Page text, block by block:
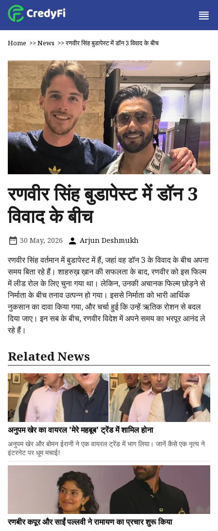
Home >>News >>रणवीर सिंह बुडापेस्ट में डॉन 3 विवाद के बीच
रणवीर सिंह बुडापेस्ट में डॉन 3
विवाद के बीच
30 May, 2026 Arjun Deshmukh
रणवीर सिंह वर्तमान में बुडापेस्ट में हैं, जहां वह डॉन 3 के विवाद के बीच अपना
समय बिता रहे हैं। शाहरुख़ ख़ान की सफलता के बाद, रणवीर को इस फिल्म
में लीड रोल के लिए चुना गया था। लेकिन, उनकी अचानक फिल्म छोड़ने से
निर्माता के बीच तनाव उत्पन्न हो गया। इससे निर्माता को भारी आर्थिक
नुकसान का दावा किया गया, और चर्चा हुई कि उन्हें ऋतिक रोशन से बदल
दिया जाए। इन सब के बीच, रणवीर विदेश में अपने समय का भरपूर आनंद ले
रहे हैं।
Related News
अनुपम खेर का वायरल 'मेरे महबूब' ट्रेंड में शामिल होना
अनुपम खेर और बोमन ईरानी ने एक वायरल ट्रेंड में भाग लिया। जानें कैसे एक नृत्य ने
इंटरनेट पर धूम मचाई!
रणबीर कपूर और साईं पल्लवी ने रामायण का प्रचार शुरू किया